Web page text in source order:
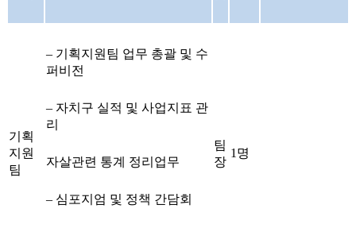
기획
지원
팀
– 기획지원팀 업무 총괄 및 수
퍼비전
– 자치구 실적 및 사업지표 관
리
자살관련 통계 정리업무
– 심포지엄 및 정책 간담회
팀
장
1명